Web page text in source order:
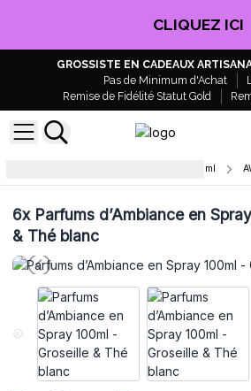
CLIQUEZ ICI
GROSSISTE EN CADEAUX
Pas de Minimum d'Achat
Remise de Fidélité Statut Gold
Parfums d’Ambiance en Spray 100ml
6xParfums d’Ambiance en
& Thé blanc